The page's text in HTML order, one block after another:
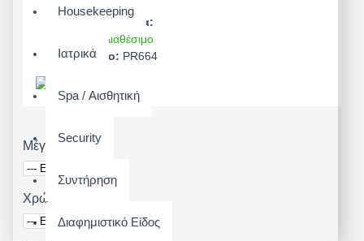
Housekeeping
Ιατρικά
Spa / Αισθητική
Security
Συντήρηση
Διαφημιστικό Είδος
Διαθεσιμότητα:
Άμεσα Διαθέσιμο
Μοντέλο: PR664
Μέγεθος
Χρώμα